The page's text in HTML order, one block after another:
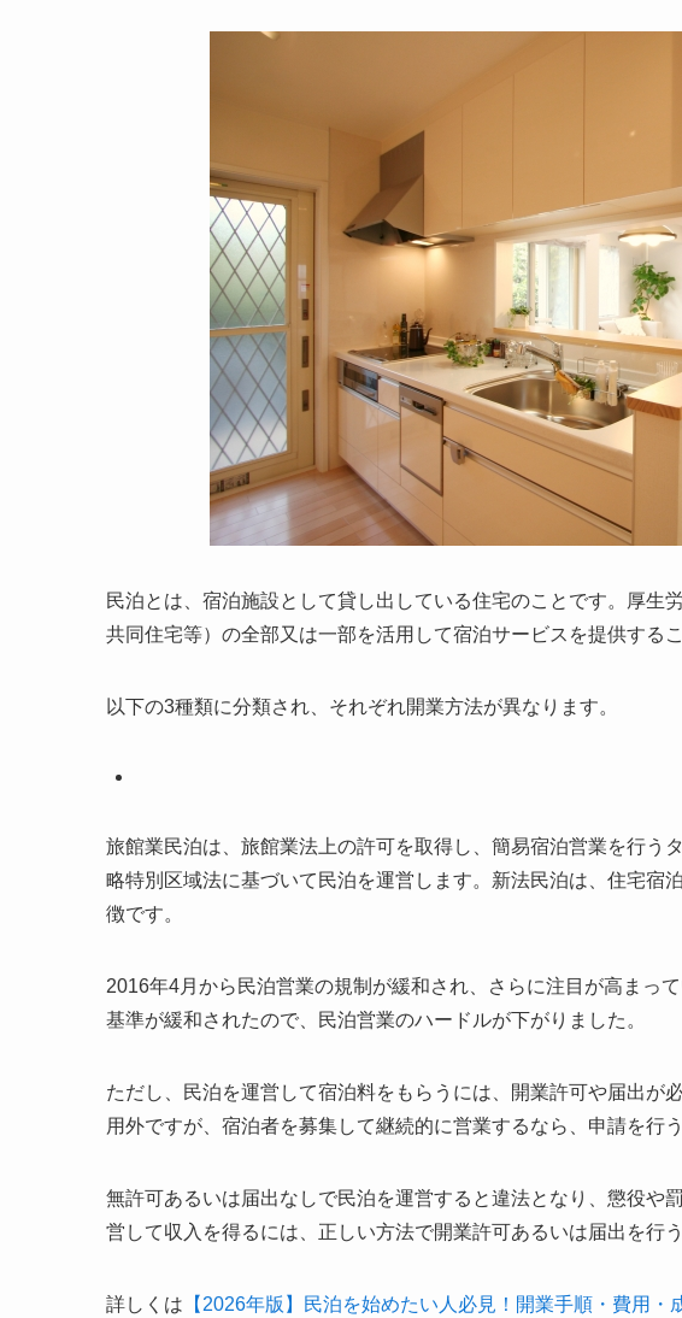
民泊とは、宿泊施設として貸し出している住宅のことです。厚生
共同住宅等）の全部又は一部を活用して宿泊サービスを提供する
以下の3種類に分類され、それぞれ開業方法が異なります。
旅館業民泊は、旅館業法上の許可を取得し、簡易宿泊営業を行う
略特別区域法に基づいて民泊を運営します。新法民泊は、住宅宿
徴です。
2016年4月から民泊営業の規制が緩和され、さらに注目が高まっ
基準が緩和されたので、民泊営業のハードルが下がりました。
ただし、民泊を運営して宿泊料をもらうには、開業許可や届出が
用外ですが、宿泊者を募集して継続的に営業するなら、申請を行
無許可あるいは届出なしで民泊を運営すると違法となり、懲役や
営して収入を得るには、正しい方法で開業許可あるいは届出を行
詳しくは 【2026年版】民泊を始めたい人必見！開業手順・費用・